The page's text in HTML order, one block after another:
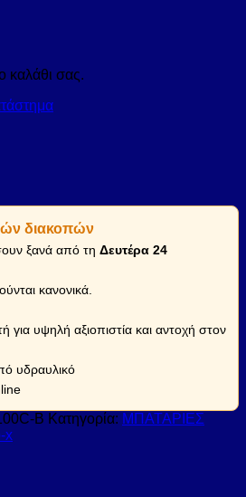
καλάθι σας.
διακοπών
ξανά από τη Δευτέρα 24
κανονικά.
υψηλή αξιοπιστία και αντοχή στον
υδραυλικό
B Κατηγορία: ΜΠΑΤΑΡΙΕΣ
x